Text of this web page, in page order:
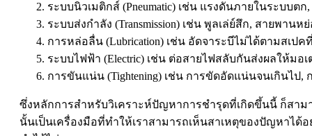
ระบบนิวเมติกส์ (Pneumatic) เช่น แรงดันภายในระบบ
ระบบส่งกำลัง (Transmission) เช่น พูลเล่ย์สึก, สายพานห
การหล่อลื่น (Lubrication) เช่น อัดจาระบีไม่ได้ตามสเ
ระบบไฟฟ้า (Electric) เช่น ต่อสายไฟสลับกันส่งผลให้
การขันแน่น (Tightening) เช่น การขัดอัดแน่นจนเกินไป
ซึ่งหลักการสำหรับวิเคราะห์ปัญหาการชำรุดที่เกิดขึ้นนี้ ก็สาม
นั้นเป็นเครื่องมือที่ทำให้เราสามารถเห็นสาเหตุของปัญหา